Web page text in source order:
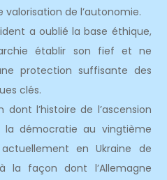
valorisation de l’autonomie.
a oublié la base éthique,
établir son fief et ne
protection suffisante des
clés.
l’histoire de l’ascension
démocratie au vingtième
en Ukraine de
la façon dont l’Allemagne